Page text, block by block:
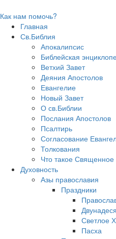
Как нам помочь?
Главная
Св.Библия
Апокалипсис
Библейская
Ветхий Завет
Деяния Апостолов
Евангелие
Новый Завет
О св.Библии
Послания Апостолов
Псалтирь
Согласование
Толкования
Что такое
Духовность
Азы православия
Праздники
Светлое
Пасха